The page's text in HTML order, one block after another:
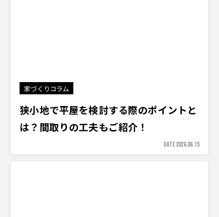
家づくりコラム
狭小地で平屋を検討する際のポイントと
は？間取りの工夫もご紹介！
DATE 2026.06.15